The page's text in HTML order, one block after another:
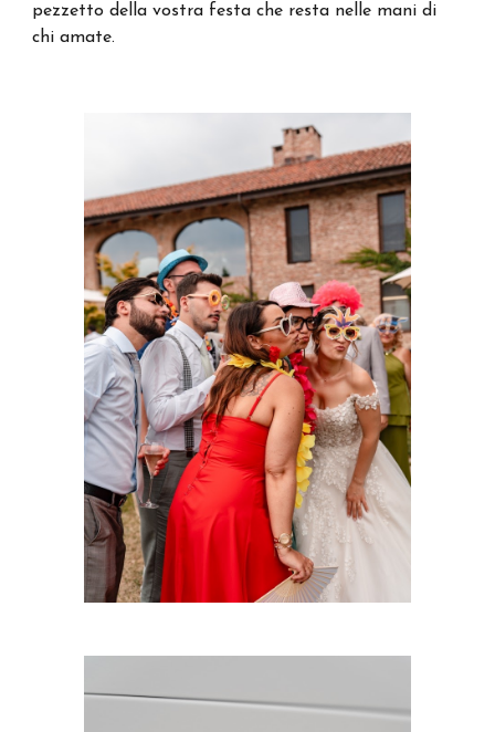
pezzetto della vostra festa che resta nelle mani di
chi amate.